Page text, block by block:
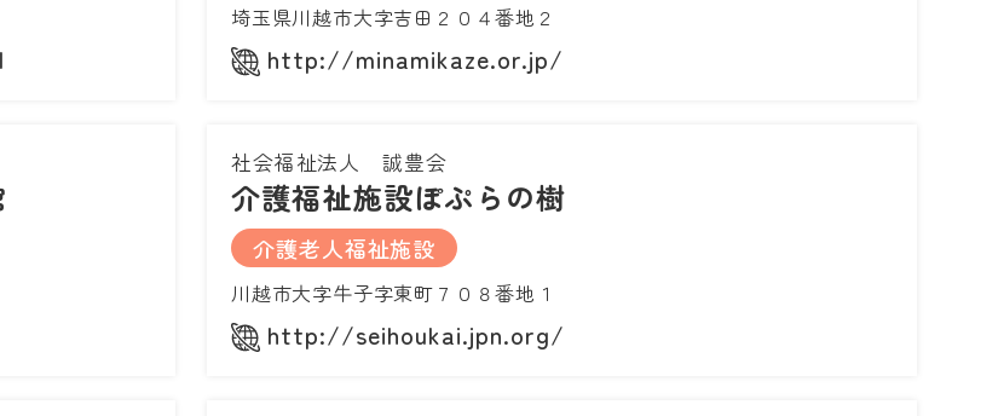
埼玉県川越市大字吉田２０４番地２
http://minamikaze.or.jp/
社会福祉法人 誠豊会
介護福祉施設ぽぷらの樹
介護老人福祉施設
川越市大字牛子字東町７０８番地１
http://seihoukai.jpn.org/